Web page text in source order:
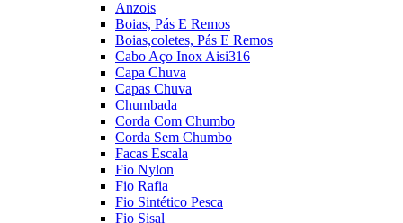
Anzois
Boias, Pás E Remos
Boias,coletes, Pás E Remos
Cabo Aço Inox Aisi316
Capa Chuva
Capas Chuva
Chumbada
Corda Com Chumbo
Corda Sem Chumbo
Facas Escala
Fio Nylon
Fio Rafia
Fio Sintético Pesca
Fio Sisal